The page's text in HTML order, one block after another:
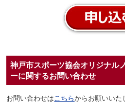
神戸市スポーツ協会オリジナル
ーに関するお問い合わせ
お問い合わせはこちらからお願いいた